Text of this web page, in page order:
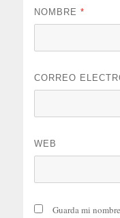
NOMBRE*
CORREO
WEB
Guarda mi